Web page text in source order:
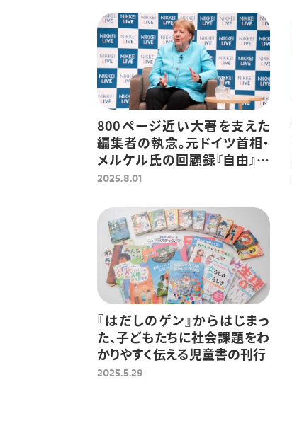
800ページ近い大著を支えた
編集者の執念。元ドイツ首相・
メルケル氏の回顧録『自由』刊
行までの舞台裏
2025.8.01
『はだしのゲン』からはじまっ
た、子どもたちに社会課題をわ
かりやすく伝える児童書の刊行
2025.5.29